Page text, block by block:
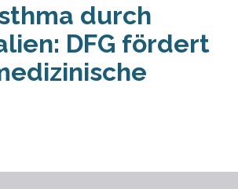
durch
DFG fördert